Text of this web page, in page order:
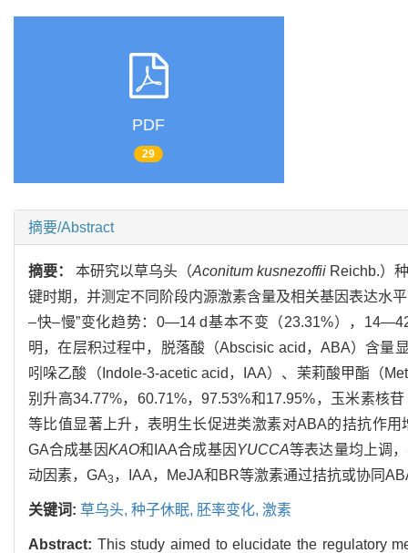
PDF
29
摘要/Abstract
摘要： 本研究以草乌头（Aconitum kusnezoffii Reichb.）
键时期，并测定不同阶段内源激素含量及相关基因表达水
–快–慢”变化趋势：0—14 d基本不变（23.31%），
明，在层积过程中，脱落酸（Abscisic acid，ABA）含量
吲哚乙酸（Indole-3-acetic acid，IAA）、茉莉酸甲酯（
别升高34.77%，60.71%，97.53%和17.95%，玉米素核
等比值显著上升，表明生长促进类激素对ABA的拮抗作
GA合成基因KAO和IAA合成基因 YUCCA等表达量均上调
动因素，GA3 ，IAA，MeJA和BR等激素通过拮抗或协同
关键词: 草乌头, 种子休眠, 胚率变化, 激素
Abstract: This study aimed to elucidate the regulatory